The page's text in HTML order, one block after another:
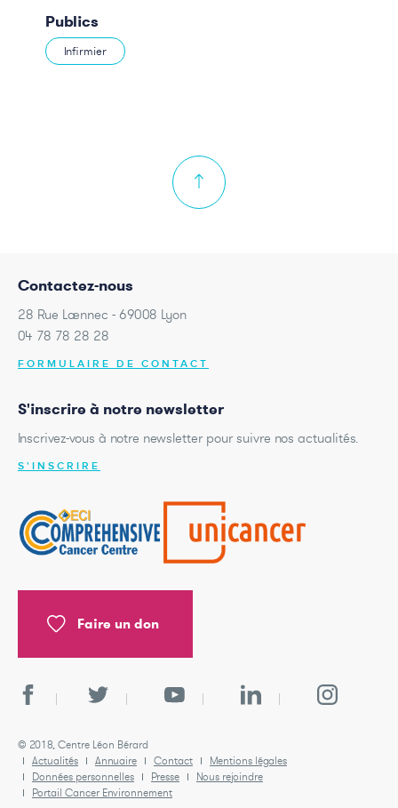
Publics
Infirmier
Contactez-nous
28 Rue Laennec - 69008 Lyon
04 78 78 28 28
FORMULAIRE DE CONTACT
S'inscrire à notre newsletter
Inscrivez-vous à notre newsletter pour suivre nos actualités.
S'INSCRIRE
Faire un don
© 2018, Centre Léon Bérard
Actualités
Annuaire Contact
Mentions légales
Données personnelles
Presse
Nous rejoindre
Portail Cancer Environnement